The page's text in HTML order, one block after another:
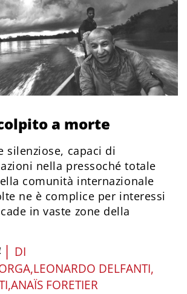
a morte
silenziose, capaci di
nella pressoché totale
comunità internazionale
ne è complice per interessi
in vaste zone della
| DI
LEONARDO DELFANTI
ANAÏS FORETIER